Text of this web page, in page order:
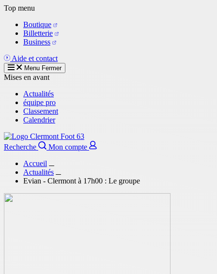
Aller
contenu
principal
Top menu
Boutique
Billetterie
Business
Aide et contact
Menu Fermer
Mises en avant
Actualités
équipe pro
Classement
Calendrier
Recherche
Mon compte
Accueil
Actualités
Evian - Clermont à 17h00 : Le groupe